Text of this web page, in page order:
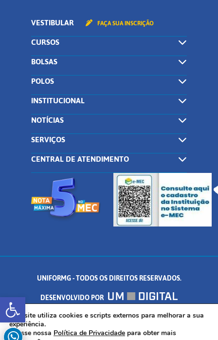
Abrir a barra de ferramentas
VESTIBULAR FAÇA SUA INSCRIÇÃO
CURSOS
BOLSAS
POLOS
INSTITUCIONAL
NOTÍCIAS
SERVIÇOS
CENTRAL DE ATENDIMENTO
UNIFORMG - TODOS OS DIREITOS RESERVADOS.
DESENVOLVIDO POR
AV. DR. ARNALDO DE SENNA, 328 - PALMEIRAS, FORMIGA/MG - CEP:
35.574.530
Este site utiliza cookies e scripts externos para melhorar a sua
experiência.
Acesse nossa Política de Privacidade para obter mais